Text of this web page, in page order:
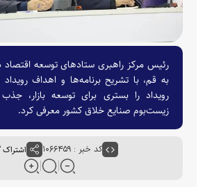
رئیس مرکز راهبری ستاد‌های توسعه اقتصاد
به قم، با تشریح برنامه‌ها و اهداف رویداد
رویداد را بستری برای توسعه بازار،
زیست‌بوم صنایع خلاق کشور معرفی کرد.
کد خبر : ۱۰۶۶۴۵۹ اشتراک